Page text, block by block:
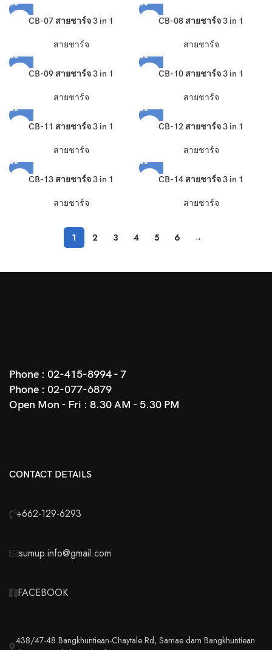
CB-07 สายชาร์จ 3 in 1
สายชาร์จ
CB-08 สายชาร์จ 3 in 1
สายชาร์จ
CB-09 สายชาร์จ 3 in 1
สายชาร์จ
CB-10 สายชาร์จ 3 in 1
สายชาร์จ
CB-11 สายชาร์จ 3 in 1
สายชาร์จ
CB-12 สายชาร์จ 3 in 1
สายชาร์จ
CB-13 สายชาร์จ 3 in 1
สายชาร์จ
CB-14 สายชาร์จ 3 in 1
สายชาร์จ
1 2 3 4 5 6 →
Phone : 02-415-8994 - 7
Phone : 02-077-6879
Open Mon - Fri : 8.30 AM - 5.30 PM
CONTACT DETAILS
+662-129-6293
sumup.info@gmail.com
FACEBOOK
438/47-48 Bangkhuntiean-Chaytale Rd, Samae dam Bangkhuntiean